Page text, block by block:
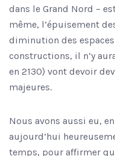
dans le Grand Nord –
même, l’épuisement
diminution des
constructions, il n’y
en 2130) vont devoir
majeures.
Nous avons aussi eu,
aujourd’hui
temps, pour affirmer